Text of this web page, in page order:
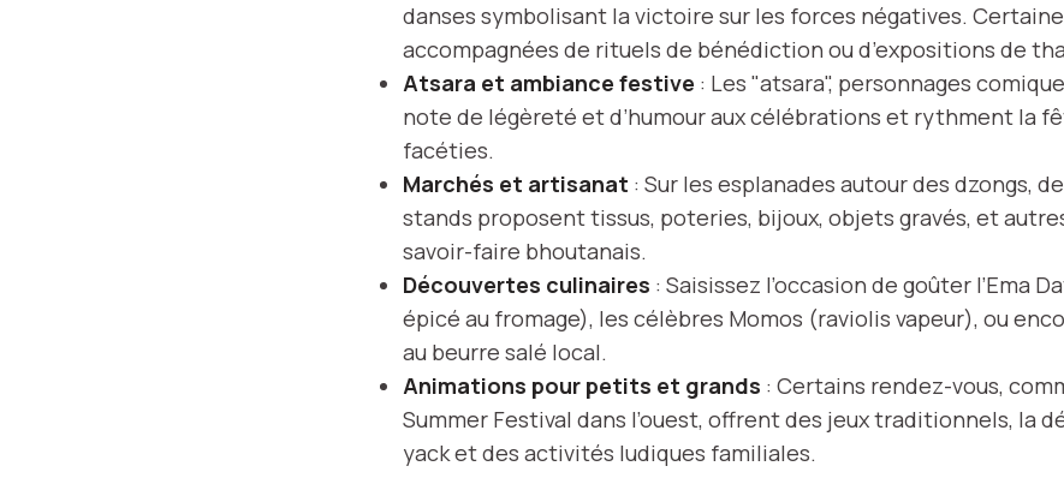
danses symbolisant la victoire sur les forces négatives.
accompagnées de rituels de bénédiction ou d’expositions de
Atsara et ambiance festive : Les "atsara", personnages
note de légèreté et d’humour aux célébrations et rythment la
facéties.
Marchés et artisanat : Sur les esplanades autour des dzongs,
stands proposent tissus, poteries, bijoux, objets gravés, et
savoir-faire bhoutanais.
Découvertes culinaires : Saisissez l’occasion de goûter l’Ema
épicé au fromage), les célèbres Momos (raviolis vapeur), ou
au beurre salé local.
Animations pour petits et grands : Certains rendez-vous,
Summer Festival dans l’ouest, offrent des jeux traditionnels, la
yack et des activités ludiques familiales.